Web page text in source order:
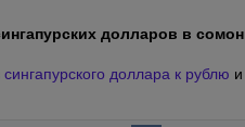
долларов в
сингапурского доллара к рублю и